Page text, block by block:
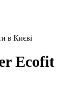
в Києві
Ecofit